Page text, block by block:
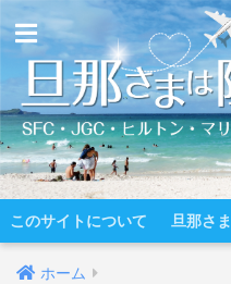
このサイトについて 旦那さ
ホーム